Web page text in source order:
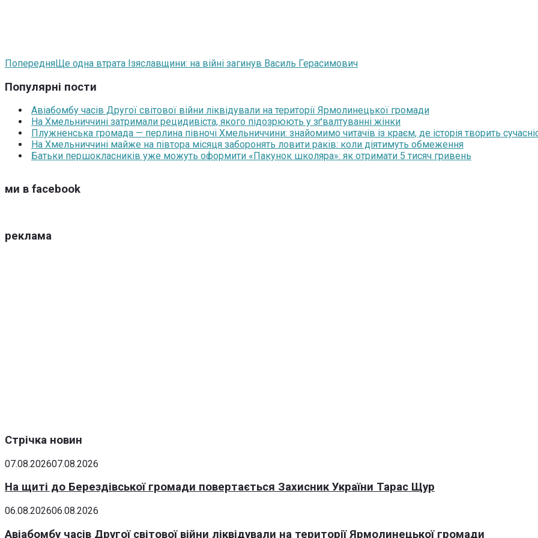
ПопередняЩе одна втрата Ізяславщини: на війні загинув Василь Герасимович
Популярні пости
Авіабомбу часів Другої світової війни ліквідували на території Ярмолинецької громади
На Хмельниччині затримали рецидивіста, якого підозрюють у зґвалтуванні жінки
Плужненська громада — перлина півночі Хмельниччини: знайомимо читачів із краєм, де історія творить
На Хмельниччині майже на півтора місяця заборонять ловити раків: коли діятимуть обмеження
Батьки першокласників уже можуть оформити «Пакунок школяра»: як отримати 5 тисяч гривень
ми в facebook
реклама
Стрічка новин
07.08.202607.08.2026
На щиті до Берездівської громади повертається Захисник України Тарас Щур
06.08.202606.08.2026
Авіабомбу часів Другої світової війни ліквідували на території Ярмолинецької громади